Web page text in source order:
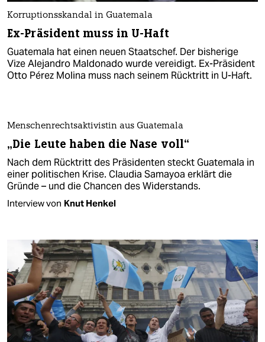
Korruptionsskandal in Guatemala
Ex-Präsident muss in U-Haft
Guatemala hat einen neuen Staatschef. Der bisherige
Vize Alejandro Maldonado wurde vereidigt. Ex-Präsident
Otto Pérez Molina muss nach seinem Rücktritt in U-Haft.
Menschenrechtsaktivistin aus Guatemala
„Die Leute haben die Nase voll“
Nach dem Rücktritt des Präsidenten steckt Guatemala in
einer politischen Krise. Claudia Samayoa erklärt die
Gründe – und die Chancen des Widerstands.
Interview von Knut Henkel